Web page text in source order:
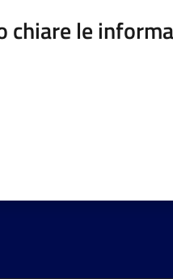
chiare le